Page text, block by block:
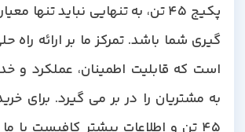
پکیج 45 تن، به تنهایی نباید تنها معیار
گیری شما باشد. تمرکز ما بر ارائه راه حلی
است که قابلیت اطمینان، عملکرد و
به مشتریان را در بر می گیرد. برای خرید